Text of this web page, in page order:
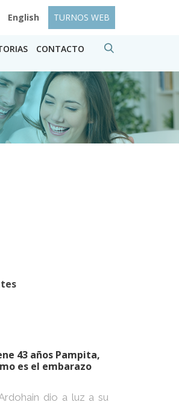
English TURNOS WEB
CONTACTO
43 años Pampita,
es el embarazo
dio a luz a su